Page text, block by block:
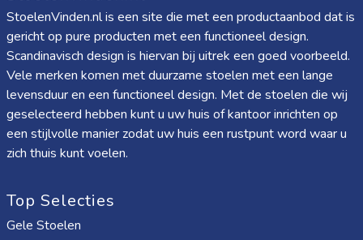
StoelenVinden.nl is een site die met een productaanbod dat is
gericht op pure producten met een functioneel design.
Scandinavisch design is hiervan bij uitrek een goed voorbeeld.
Vele merken komen met duurzame stoelen met een lange
levensduur en een functioneel design. Met de stoelen die wij
geselecteerd hebben kunt u uw huis of kantoor inrichten op
een stijlvolle manier zodat uw huis een rustpunt word waar u
zich thuis kunt voelen.
Top Selecties
Gele Stoelen